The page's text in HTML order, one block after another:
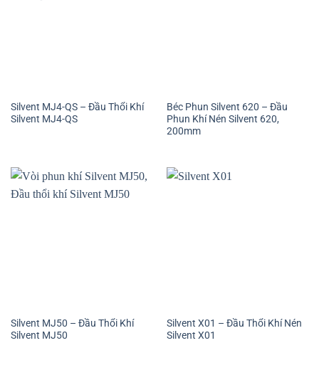
Silvent MJ4-QS – Đầu Thổi Khí
Silvent MJ4-QS
Béc Phun Silvent 620 – Đầu
Phun Khí Nén Silvent 620,
200mm
Silvent MJ50 – Đầu Thổi Khí
Silvent MJ50
Silvent X01 – Đầu Thổi Khí Nén
Silvent X01